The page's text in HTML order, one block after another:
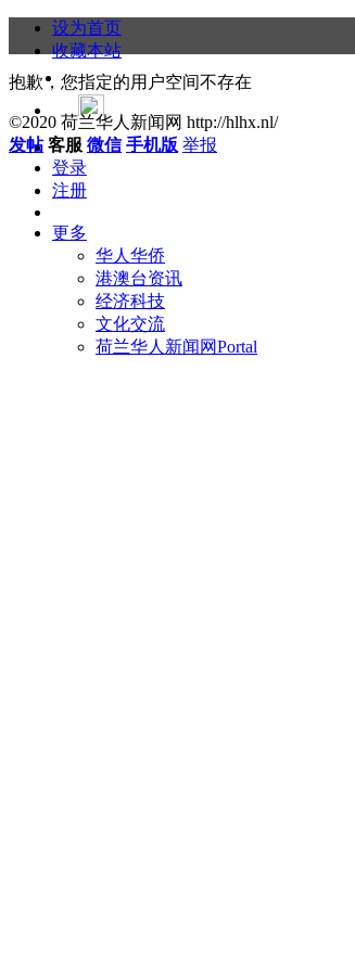
设为首页
收藏本站
登录
注册
更多
华人华侨
港澳台资讯
经济科技
文化交流
荷兰华人新闻网Portal
抱歉，您指定的用户空间不存在
©2020 荷兰华人新闻网 http://hlhx.nl/
发帖 客服 微信 手机版 举报